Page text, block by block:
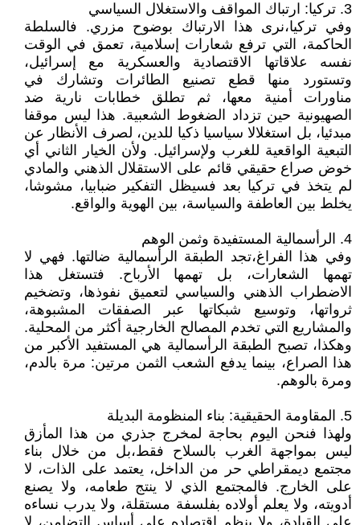
3. تركيا: ارتباك المواقف والاستغلال السياسي
وفي تركيا،نرى هذا الارتباك بوضوح مزري. فالسلطة
الحاكمة، التي ترفع شعارات إسلامية، تعمق في الوقت
نفسه علاقاتها الاقتصادية والعسكرية مع إسرائيل،
وتستورد منها قطع تصنيع الطائرات وتشارك في
مناورات أمنية معها، ثم تطلق خطابات نارية ضد
الصهيونية حين تزداد الضغوط الشعبية. هذا ليس موقفا
مبدئيا، بل استغلالا سياسيا ذكيا للدين، لصرف الأنظار عن
التبعية الواقعية للغرب ولإسرائيل. ولأن الخيار الثاني أي
خوض صراع حقيقي قائم على الاستقلال الذهني والمادي
لم يتخذ في تركيا بعد فسيظل التفكير ضبابيا، مشوشا،
يخلط بين العاطفة والسياسة، بين الهوية والواقع.
4. الرأسمالية المستفيدة وثمن الوهم
وفي هذا الفراغ،تجد الطبقة الرأسمالية ضالتها. فهي لا
تهمها الشعارات، بل تهمها الأرباح. فتستغل هذا
الاضطراب الذهني والسياسي لتعميق نفوذها، وتضخيم
ثرواتها، وتوسيع شبكاتها عبر الصفقات المشبوهة،
والمشاريع التي تخدم المصالح الخارجية أكثر من المحلية.
وهكذا، تصبح الطبقة الرأسمالية هي المستفيد الأكبر من
هذا الصراع، بينما يدفع الشعب الثمن مرتين: مرة بالدم،
ومرة بالوهم.
5. المقاومة الحقيقية: بناء المنظومة البديلة
ولهذا فنحن اليوم بحاجة لمخرج جذري من هذا المأزق
ليس بمواجهة الغرب بالسلاح فقط،بل من خلال بناء
مجتمع ديمقراطي حر من الداخل، يعتمد على الذات، لا
على الخارج. فالمجتمع الذي لا ينتج طعامه، ولا يصنع
أدويته، ولا يعلم أولاده بفلسفة مستقلة، ولا يدرب نساءه